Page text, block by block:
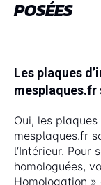
POSÉES
Les plaques
mesplaques.fr
Oui, les
mesplaques.fr
l’Intérieur. Pour
homologuées,
Homologation »